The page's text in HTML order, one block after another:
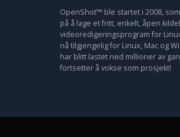
OpenShot™ ble startet i 2008,
på å lage et fritt, enkelt, åpen
videoredigeringsprogram for
nå tilgjengelig for Linux, Mac og
har blitt lastet ned millioner av
fortsetter å vokse som prosjekt!